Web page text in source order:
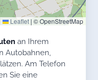
Leaflet | © OpenStreetMap
an Ihrem
Autobahnen,
Am Telefon
Sie eine